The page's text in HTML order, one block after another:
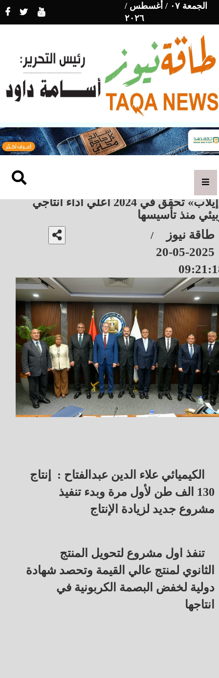
الجمعة ٠٧ / أغسطس /
٢٠٢٦
«إيلاب» تحقق في 2024 اعلي أداء انتاجي
منذ تأسيسها
طاقة نيوز /
2025-05-20
الكيميائي علاء الدين عبدالفتاح : إنتاج
130 الف طن لأول مرة وبدء تنفيذ
مشروع جديد لزيادة الإنتاج
تنفذ اول مشروع لتحويل المنتج
الثانوي لمنتج عالي القيمة وتحصد شهادة
دولية لخفض البصمة الكربونية في
انتاجها